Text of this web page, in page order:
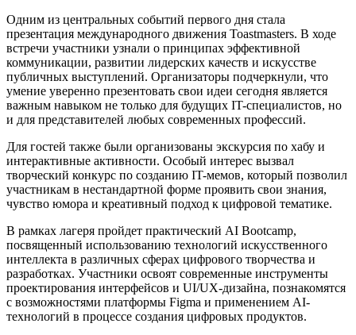
Одним из центральных событий первого дня стала
презентация международного движения Toastmasters. В ходе
встречи участники узнали о принципах эффективной
коммуникации, развитии лидерских качеств и искусстве
публичных выступлений. Организаторы подчеркнули, что
умение уверенно презентовать свои идеи сегодня является
важным навыком не только для будущих IT-специалистов, но
и для представителей любых современных профессий.
Для гостей также были организованы экскурсия по хабу и
интерактивные активности. Особый интерес вызвал
творческий конкурс по созданию IT-мемов, который позволил
участникам в нестандартной форме проявить свои знания,
чувство юмора и креативный подход к цифровой тематике.
В рамках лагеря пройдет практический AI Bootcamp,
посвященный использованию технологий искусственного
интеллекта в различных сферах цифрового творчества и
разработках. Участники освоят современные инструменты
проектирования интерфейсов и UI/UX-дизайна, познакомятся
с возможностями платформы Figma и применением AI-
технологий в процессе создания цифровых продуктов.